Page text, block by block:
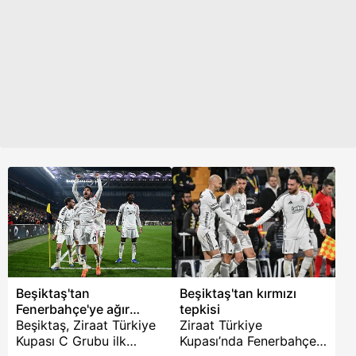
Beşiktaş'tan
Fenerbahçe'ye ağır
gönderme!
Beşiktaş, Ziraat Türkiye
Kupası C Grubu ilk
Beşiktaş'tan kırmızı
tepkisi
Ziraat Türkiye
Kupası’nda Fenerbahçe